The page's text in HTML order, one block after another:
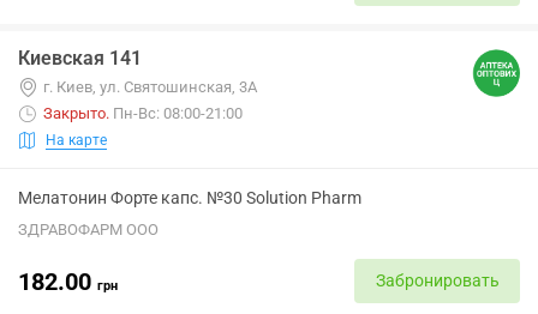
Киевская 141
г. Киев, ул. Святошинская, 3А
Закрыто. Пн-Вс: 08:00-21:00
На карте
Мелатонин Форте капс. №30 Solution Pharm
ЗДРАВОФАРМ ООО
182.00 грн Забронировать